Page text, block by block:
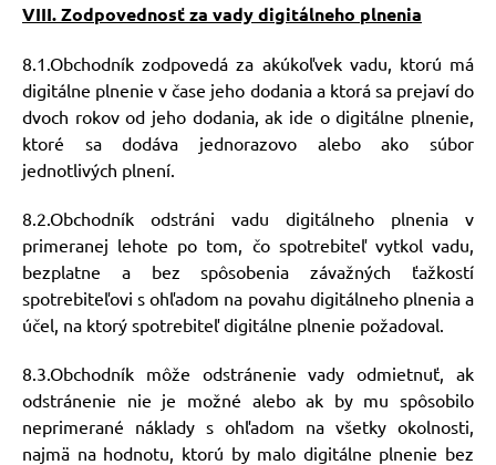
VIII. Zodpovednosť za vady digitálneho plnenia
8.1.Obchodník zodpovedá za akúkoľvek vadu, ktorú má
digitálne plnenie v čase jeho dodania a ktorá sa prejaví do
dvoch rokov od jeho dodania, ak ide o digitálne plnenie,
ktoré sa dodáva jednorazovo alebo ako súbor
jednotlivých plnení.
8.2.Obchodník odstráni vadu digitálneho plnenia v
primeranej lehote po tom, čo spotrebiteľ vytkol vadu,
bezplatne a bez spôsobenia závažných ťažkostí
spotrebiteľovi s ohľadom na povahu digitálneho plnenia a
účel, na ktorý spotrebiteľ digitálne plnenie požadoval.
8.3.Obchodník môže odstránenie vady odmietnuť, ak
odstránenie nie je možné alebo ak by mu spôsobilo
neprimerané náklady s ohľadom na všetky okolnosti,
najmä na hodnotu, ktorú by malo digitálne plnenie bez